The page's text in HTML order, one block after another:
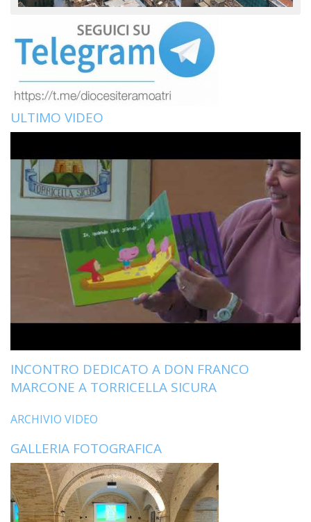
ULTIMO VIDEO
INCONTRO DEDICATO A DON FRANCO
MARCONE A TORRICELLA SICURA
ARCHIVIO VIDEO
GALLERIA FOTOGRAFICA